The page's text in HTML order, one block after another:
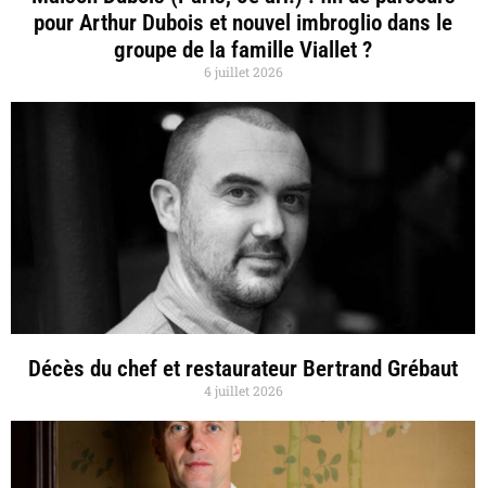
pour Arthur Dubois et nouvel imbroglio dans le
groupe de la famille Viallet ?
6 juillet 2026
Décès du chef et restaurateur Bertrand Grébaut
4 juillet 2026